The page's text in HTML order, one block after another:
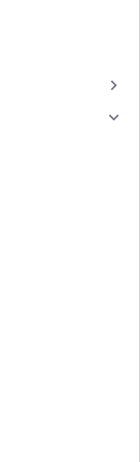
keyboard_arrow_right
keyboard_arrow_right